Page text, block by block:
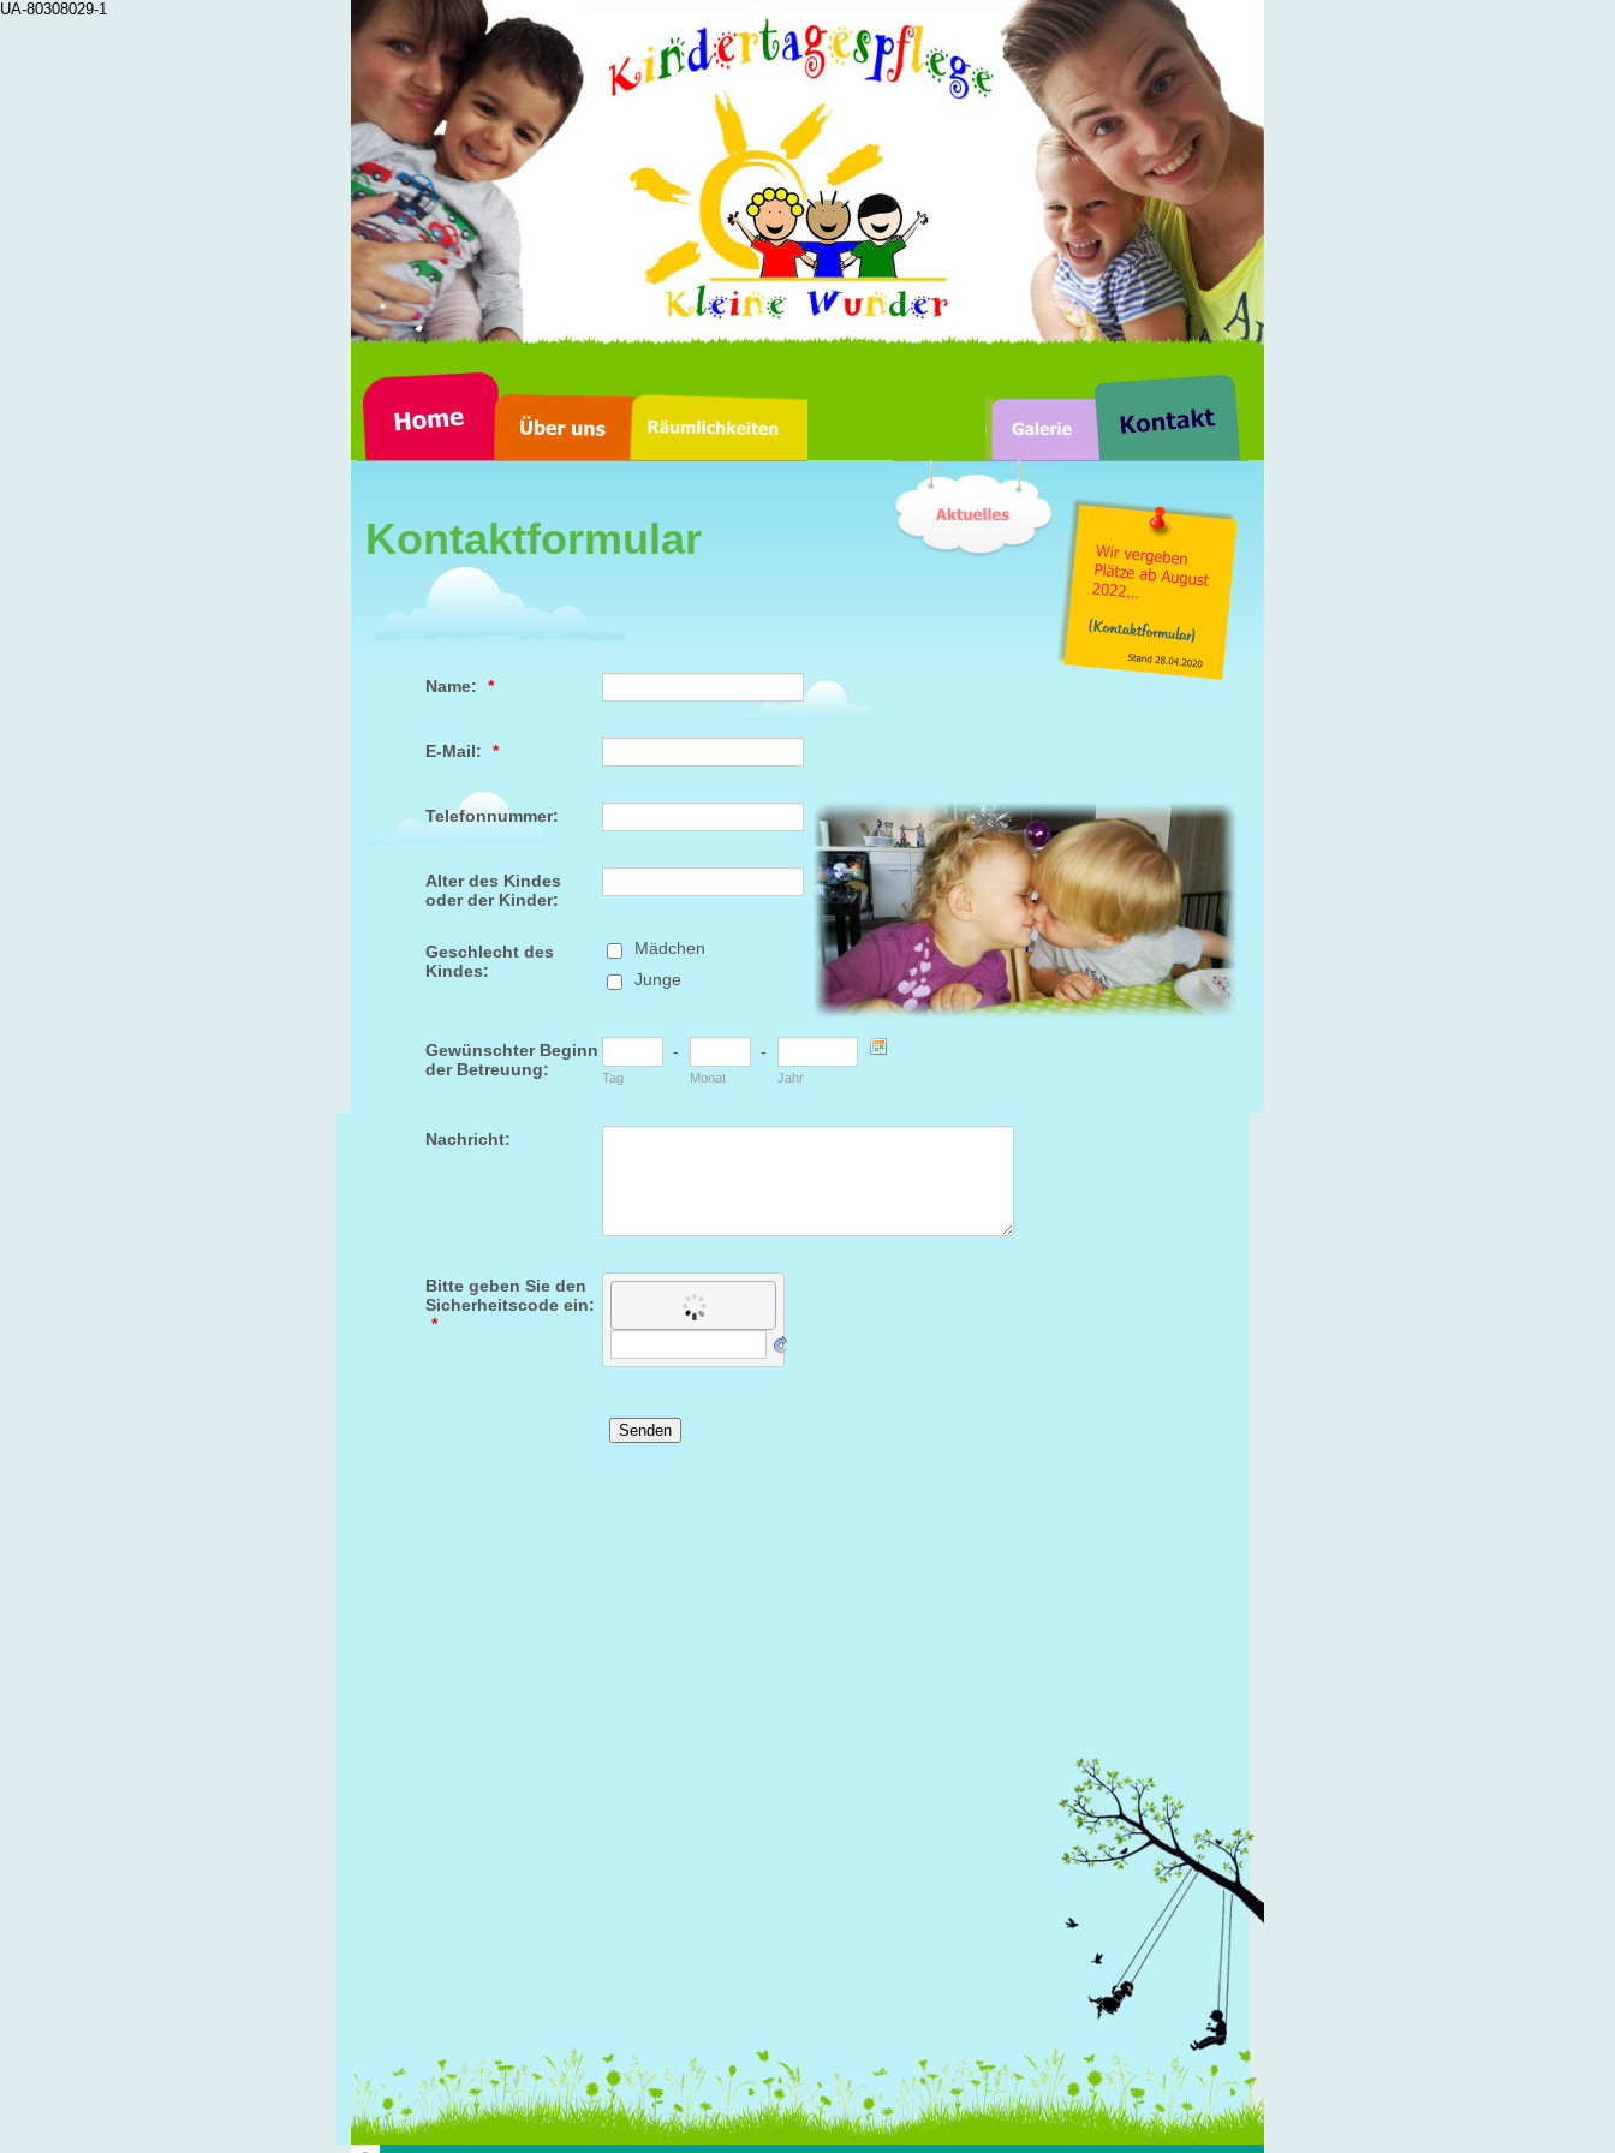
UA-80308029-1
Kontaktformular
Name: *
E-Mail: *
Telefonnummer:
Alter des Kindes
oder der Kinder:
Geschlecht des
Kindes:
Mädchen
Junge
Gewünschter Beginn
der Betreuung:
-
Tag
-
Monat Jahr
Nachricht:
Bitte geben Sie den
Sicherheitscode ein:
*
Senden